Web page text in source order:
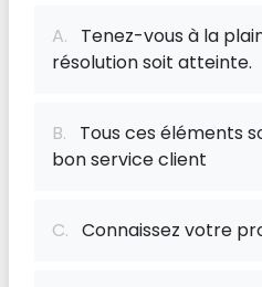
A. Tenez-vous à la
résolution soit atteinte.
B. Tous ces éléments
bon service client
C. Connaissez votre